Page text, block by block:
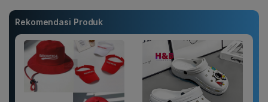
Rekomendasi Produk